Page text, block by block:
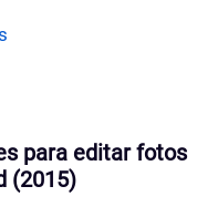
para editar fotos
(2015)